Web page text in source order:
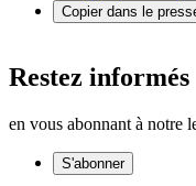
Copier dans le
Restez informés
en vous abonnant à notre
S'abonner